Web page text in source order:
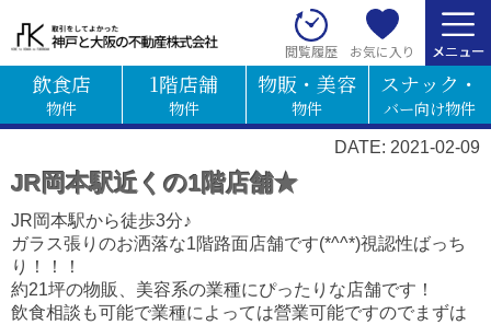
閲覧履歴 お気に入り
飲食店
物件
1階店舗
物件
物販・美容
物件
スナック・
バー向け物件
DATE: 2021-02-09
JR岡本駅近くの1階店舗★
JR岡本駅から徒歩3分♪
ガラス張りのお洒落な1階路面店舗です(*^^*)視認性ばっち
り！！！
約21坪の物販、美容系の業種にぴったりな店舗です！
飲食相談も可能で業種によっては營業可能ですのでまずは